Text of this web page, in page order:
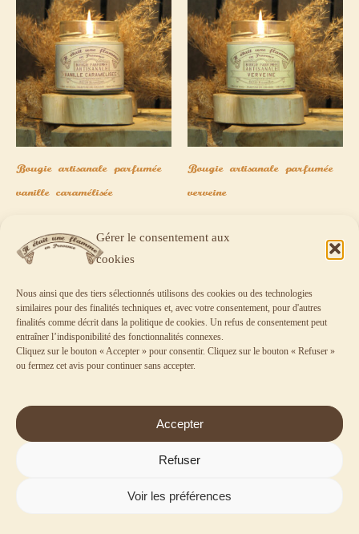
Gérer le consentement aux
cookies
Nous ainsi que des tiers sélectionnés utilisons des cookies ou des technologies
similaires pour des finalités techniques et, avec votre consentement, pour d'autres
finalités comme décrit dans la politique de cookies. Un refus de consentement peut
entraîner l’indisponibilité des fonctionnalités connexes.
Cliquez sur le bouton « Accepter » pour consentir. Cliquez sur le bouton « Refuser »
ou fermez cet avis pour continuer sans accepter.
Accepter
Refuser
Voir les préférences
Bougie artisanale parfumée
vanille caramélisée
Note
5.00
Bougie artisanale parfumée
verveine